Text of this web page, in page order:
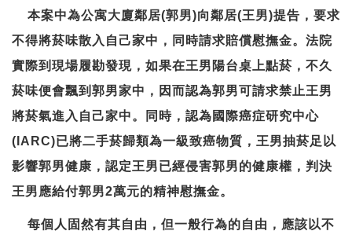
本案中為公寓大廈鄰居(郭男)向鄰居(王男)提告，要求
不得將菸味散入自己家中，同時請求賠償慰撫金。法院
實際到現場履勘發現，如果在王男陽台桌上點菸，不久
菸味便會飄到郭男家中，因而認為郭男可請求禁止王男
將菸氣進入自己家中。同時，認為國際癌症研究中心
(IARC)已將二手菸歸類為一級致癌物質，王男抽菸足以
影響郭男健康，認定王男已經侵害郭男的健康權，判決
王男應給付郭男2萬元的精神慰撫金。
每個人固然有其自由，但一般行為的自由，應該以不